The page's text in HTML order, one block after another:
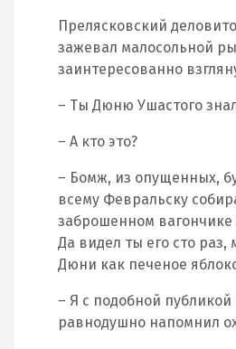
Прелясковский
зажевал малосольной
заинтересованно
– Ты Дюню Ушастого
– А кто это?
– Бомж, из опущенных,
всему Февральску
заброшенном вагончике
Да видел ты его сто раз,
Дюни как печеное
– Я с подобной публикой
равнодушно напомнил